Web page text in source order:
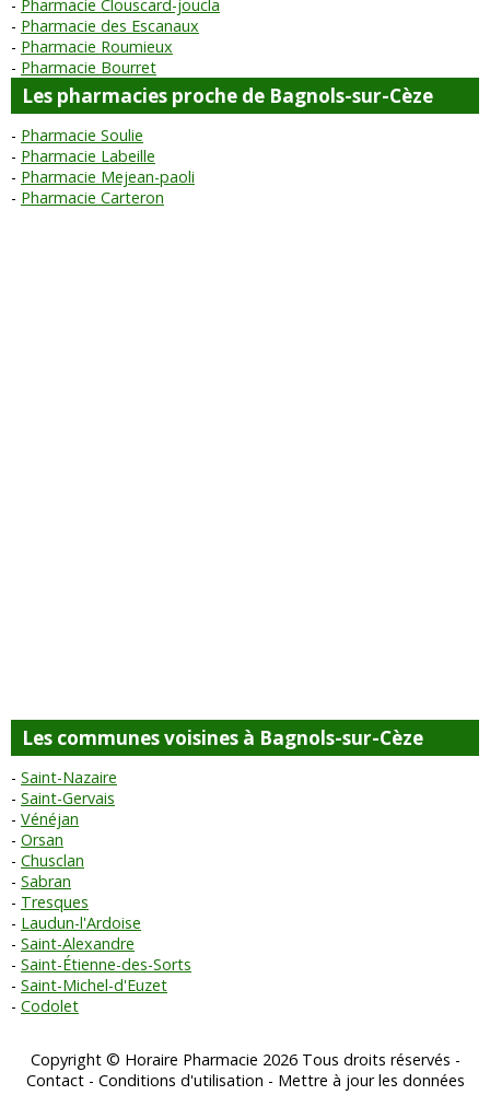
Pharmacie Clouscard-joucla
Pharmacie des Escanaux
Pharmacie Roumieux
Pharmacie Bourret
Les pharmacies proche de Bagnols-sur-Cèze
Pharmacie Soulie
Pharmacie Labeille
Pharmacie Mejean-paoli
Pharmacie Carteron
Les communes voisines à Bagnols-sur-Cèze
Saint-Nazaire
Saint-Gervais
Vénéjan
Orsan
Chusclan
Sabran
Tresques
Laudun-l'Ardoise
Saint-Alexandre
Saint-Étienne-des-Sorts
Saint-Michel-d'Euzet
Codolet
Copyright © Horaire Pharmacie 2026 Tous droits réservés -
Contact- Conditions d'utilisation - Mettre à jour les données